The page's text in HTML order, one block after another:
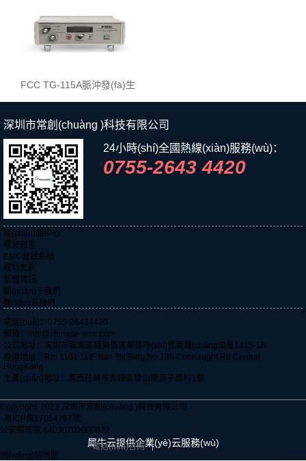
FCC TG-115A脈沖發(fā)生
器
深圳市常創(chuàng )科技有限公司
24小時(shí)全國熱線(xiàn)服務(wù)：
0755-2643 4420
產(chǎn)品中心
電波暗室
EMC測試系統
成功案例
新聞資訊
關(guān)于我們
聯(lián)系我們
電話(huà)：0755-26434420
郵箱：info@chinese-emc.com
公司地址：深圳市龍崗區橫崗街道榮德時(shí)代廣場(chǎng)B座1415-16
香港地址：Rm 1101,11/F San Toi Bldg,No.139 Connaught Rd Central
HongKong
生產(chǎn)地址：廣西桂林市秀峰區矮山塘燕子巖村3號
Copyright 2023 深圳市常創(chuàng )科技有限公司
粵ICP備17054797號
公安備案號 44030702000622
犀牛云提供企業(yè)云服務(wù)
網(wǎng)站地圖
電話(huà)咨詢